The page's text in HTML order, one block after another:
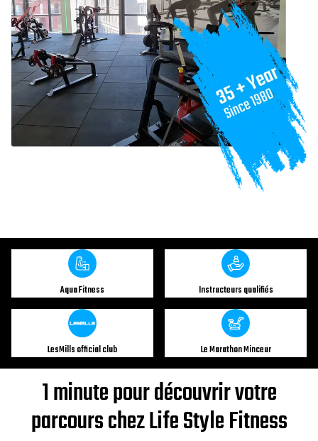
Aqua Fitness Instructeurs qualifiés
LesMills official club Le Marathon Minceur
1 minute pour découvrir votre
parcours chez Life Style Fitness